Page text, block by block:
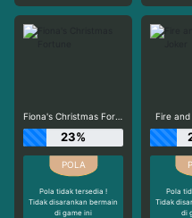
Fiona's Christmas Fortune
23%
Pola tidak tersedia !
Tidak disarankan bermain
di game ini
Fire
Pola
Tidak
di